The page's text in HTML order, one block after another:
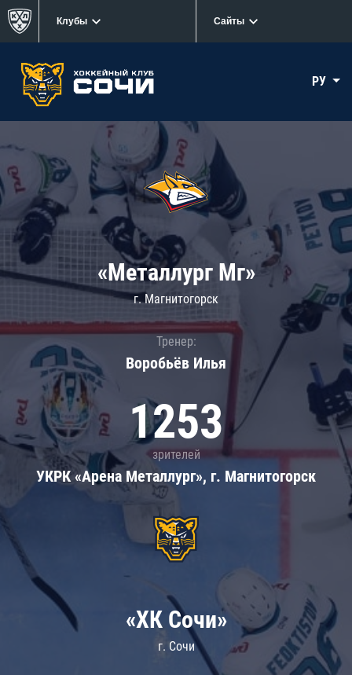
Клубы Сайты
РУ
«Металлург Мг»
г. Магнитогорск
Тренер:
Воробьёв Илья
1253
зрителей
УКРК «Арена Металлург», г. Магнитогорск
«ХК Сочи»
г. Сочи